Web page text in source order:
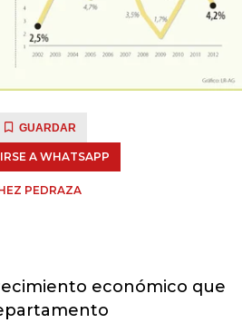
GUARDAR
A WHATSAPP
PEDRAZA
económico que